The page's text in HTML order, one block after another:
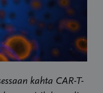
kahta CAR-T-